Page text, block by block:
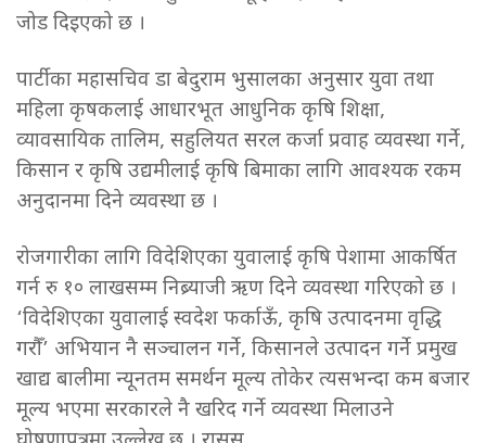
जोड दिइएको छ ।
पार्टीका महासचिव डा बेदुराम भुसालका अनुसार युवा तथा
महिला कृषकलाई आधारभूत आधुनिक कृषि शिक्षा,
व्यावसायिक तालिम, सहुलियत सरल कर्जा प्रवाह व्यवस्था गर्ने,
किसान र कृषि उद्यमीलाई कृषि बिमाका लागि आवश्यक रकम
अनुदानमा दिने व्यवस्था छ ।
रोजगारीका लागि विदेशिएका युवालाई कृषि पेशामा आकर्षित
गर्न रु १० लाखसम्म निब्र्याजी ऋण दिने व्यवस्था गरिएको छ ।
‘विदेशिएका युवालाई स्वदेश फर्काऊँ, कृषि उत्पादनमा वृद्धि
गरौँ’ अभियान नै सञ्चालन गर्ने, किसानले उत्पादन गर्ने प्रमुख
खाद्य बालीमा न्यूनतम समर्थन मूल्य तोकेर त्यसभन्दा कम बजार
मूल्य भएमा सरकारले नै खरिद गर्ने व्यवस्था मिलाउने